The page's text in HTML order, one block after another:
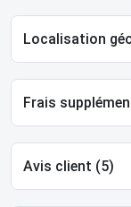
Localisation
Frais
Avis client (5)